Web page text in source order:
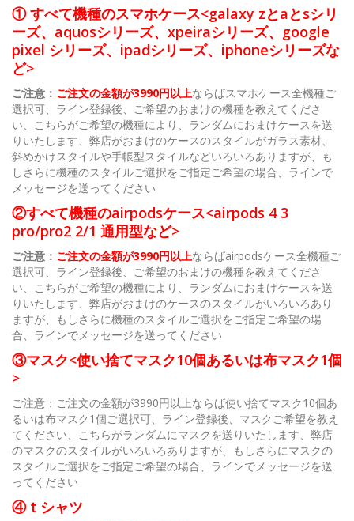
① すべて機種のスマホケース<galaxy zとaとsシリ
ーズ、aquosシリーズ、xpeiraシリーズ、google
pixel シリーズ、ipadシリーズ、iphoneシリーズな
ど>
ご注意： ご注文の金額が3990円以上ならばスマホケース全機種ご
選択可、ライン登録後、ご希望のおまけの機種を教えてくださ
い、こちらがご希望の機種により、ランダムにおまけケースを送
りいたします、弊店がおまけのケースのスタイルがガラス素材、
斜めかけスタイルや手帳型スタイルなどいろいろありますが、も
しさらに機種のスタイルご選択をご指定ご希望の場合、ラインで
メッセージを送ってください
②すべて機種のairpodsケース<airpods 4 3
pro/pro2 2/1 通用型など>
ご注意： ご注文の金額が3990円以上ならばairpodsケース全機種ご
選択可、ライン登録後、ご希望のおまけの機種を教えてくださ
い、こちらがご希望の機種により、ランダムにおまけケースを送
りいたします、弊店がおまけのケースのスタイルがいろいろあり
ますが、もしさらに機種のスタイルご選択をご指定ご希望の場
合、ラインでメッセージを送ってください
③マスク<使い捨てマスク10個あるいは布マスク1個
>
ご注意：ご注文の金額が3990円以上ならば使い捨てマスク10個あ
るいは布マスク1個ご選択可、ライン登録後、マスクご希望を教え
てください、こちらがランダムにマスクを送りいたします、弊店
のマスクのスタイルがいろいろありますが、もしさらにマスクの
スタイルご選択をご指定ご希望の場合、ラインでメッセージを送
ってください
④ｔシャツ